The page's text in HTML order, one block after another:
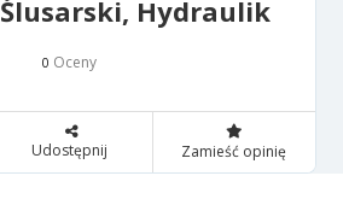
Ślusarski, Hydraulik
0 Oceny
Udostępnij Zamieść opinię